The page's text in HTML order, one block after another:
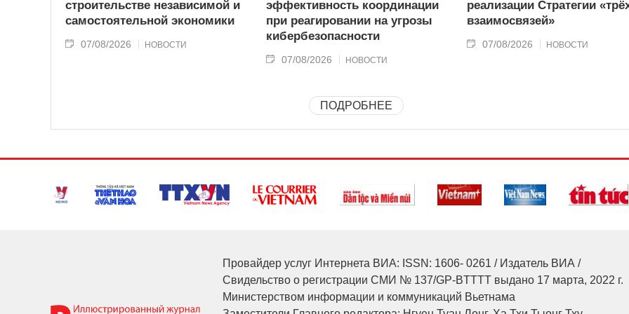
строительстве независимой и
самостоятельной экономики
07/08/2026 НОВОСТИ
эффективность координации
при реагировании на угрозы
кибербезопасности
07/08/2026 НОВОСТИ
реализации Стратегии
взаимосвязей»
07/08/2026 НОВОСТИ
ПОДРОБНЕЕ
Провайдер услуг Интернета ВИА: ISSN: 1606- 0261 / Издатель ВИА /
Свидельство о регистрации СМИ № 137/GP-BTTTT выдано 17 марта, 2022 г.
Министерством информации и коммуникаций Вьетнама